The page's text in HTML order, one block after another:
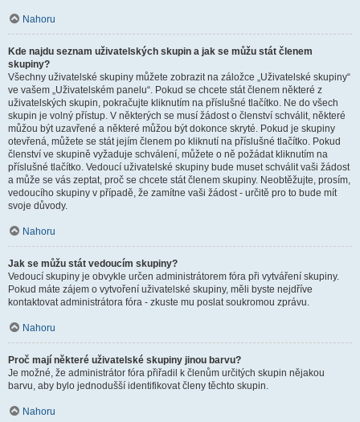
Nahoru
Kde najdu seznam uživatelských skupin a jak se můžu stát členem
skupiny?
Všechny uživatelské skupiny můžete zobrazit na záložce „Uživatelské skupiny“
ve vašem „Uživatelském panelu“. Pokud se chcete stát členem některé z
uživatelských skupin, pokračujte kliknutím na příslušné tlačítko. Ne do všech
skupin je volný přístup. V některých se musí žádost o členství schválit, některé
můžou být uzavřené a některé můžou být dokonce skryté. Pokud je skupiny
otevřená, můžete se stát jejím členem po kliknutí na příslušné tlačítko. Pokud
členství ve skupině vyžaduje schválení, můžete o ně požádat kliknutím na
příslušné tlačítko. Vedoucí uživatelské skupiny bude muset schválit vaši žádost
a může se vás zeptat, proč se chcete stát členem skupiny. Neobtěžujte, prosím,
vedoucího skupiny v případě, že zamítne vaši žádost - určitě pro to bude mít
svoje důvody.
Nahoru
Jak se můžu stát vedoucím skupiny?
Vedoucí skupiny je obvykle určen administrátorem fóra při vytváření skupiny.
Pokud máte zájem o vytvoření uživatelské skupiny, měli byste nejdříve
kontaktovat administrátora fóra - zkuste mu poslat soukromou zprávu.
Nahoru
Proč mají některé uživatelské skupiny jinou barvu?
Je možné, že administrátor fóra přiřadil k členům určitých skupin nějakou
barvu, aby bylo jednodušší identifikovat členy těchto skupin.
Nahoru